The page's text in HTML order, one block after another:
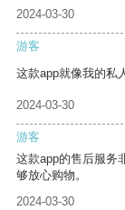
2024-03-30
游客
这款app就像我的私
2024-03-30
游客
这款app的售后服务
够放心购物。
2024-03-30